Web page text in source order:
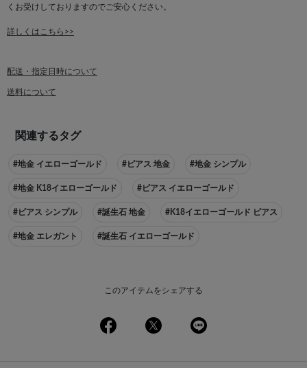
くお受けしておりますのでご安心ください。
詳しくはこちら>>
配送・指定日時について
送料について
関連するタグ
#地金 イエローゴールド #ピアス 地金 #地金 シンプル
#地金 K18イエローゴールド #ピアス イエローゴールド
#ピアス シンプル #誕生石 地金 #K18イエローゴールド ピアス
#地金 エレガント #誕生石 イエローゴールド
このアイテムをシェアする